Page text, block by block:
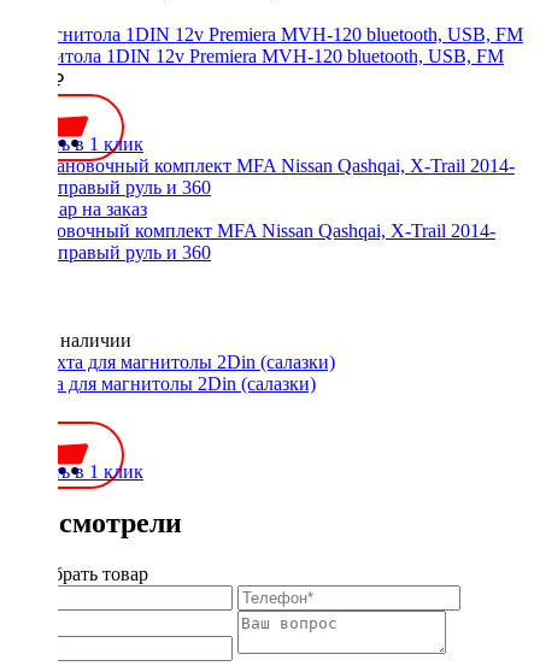
Магнитола 1DIN 12v Premiera MVH-120 bluetooth, USB, FM
2500 ₽
Купить в 1 клик
Установочный комплект MFA Nissan Qashqai, X-Trail 2014-
2017, правый руль и 360
Нет в наличии
Шахта для магнитолы 2Din (салазки)
Купить в 1 клик
Вы смотрели
Подобрать товар